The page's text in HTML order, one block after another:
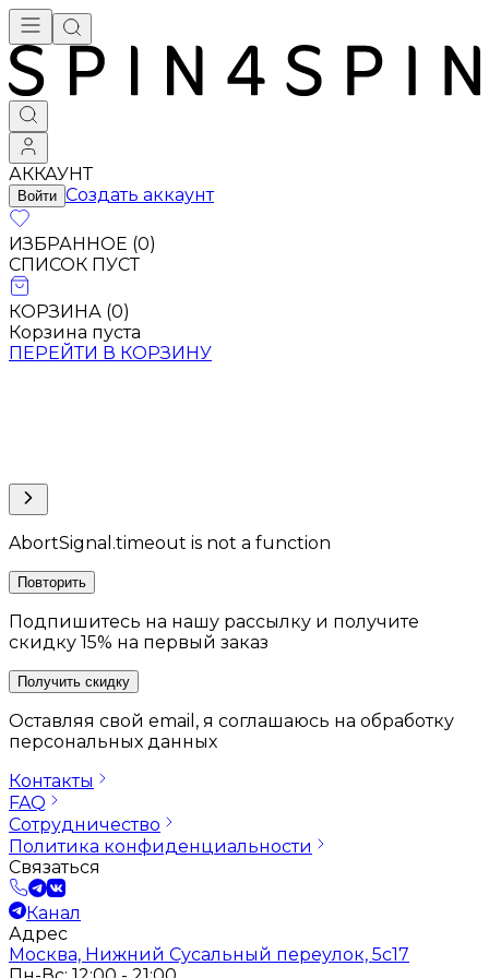
АККАУНТ
Войти Создать аккаунт
ИЗБРАННОЕ (0)
СПИСОК ПУСТ
КОРЗИНА (0)
Корзина пуста
ПЕРЕЙТИ В КОРЗИНУ
AbortSignal.timeout is not a function
Повторить
Подпишитесь на нашу рассылку и получите
скидку 15% на первый заказ
Получить скидку
Оставляя свой email, я соглашаюсь на обработку
персональных данных
Контакты
FAQ
Сотрудничество
Политика конфиденциальности
Связаться
Канал
Адрес
Москва, Нижний Сусальный переулок, 5с17